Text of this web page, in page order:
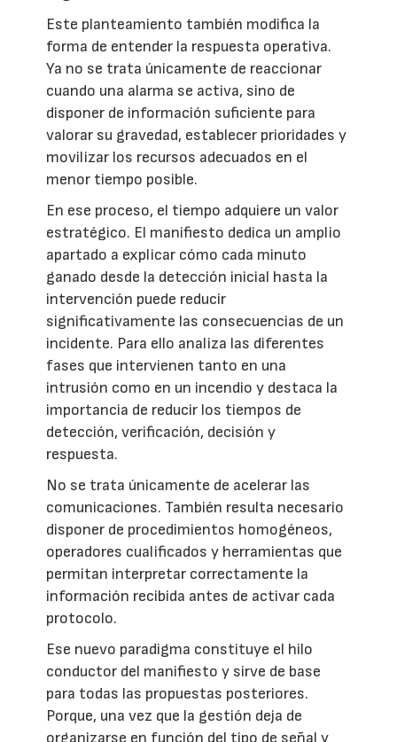
Este planteamiento también modifica la
forma de entender la respuesta operativa.
Ya no se trata únicamente de reaccionar
cuando una alarma se activa, sino de
disponer de información suficiente para
valorar su gravedad, establecer prioridades y
movilizar los recursos adecuados en el
menor tiempo posible.
En ese proceso, el tiempo adquiere un valor
estratégico. El manifiesto dedica un amplio
apartado a explicar cómo cada minuto
ganado desde la detección inicial hasta la
intervención puede reducir
significativamente las consecuencias de un
incidente. Para ello analiza las diferentes
fases que intervienen tanto en una
intrusión como en un incendio y destaca la
importancia de reducir los tiempos de
detección, verificación, decisión y
respuesta.
No se trata únicamente de acelerar las
comunicaciones. También resulta necesario
disponer de procedimientos homogéneos,
operadores cualificados y herramientas que
permitan interpretar correctamente la
información recibida antes de activar cada
protocolo.
Ese nuevo paradigma constituye el hilo
conductor del manifiesto y sirve de base
para todas las propuestas posteriores.
Porque, una vez que la gestión deja de
organizarse en función del tipo de señal y